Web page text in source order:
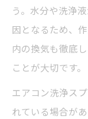
う。水分や洗浄
因となるため、
内の換気も徹底
ことが大切です。
エアコン洗浄ス
れている場合が